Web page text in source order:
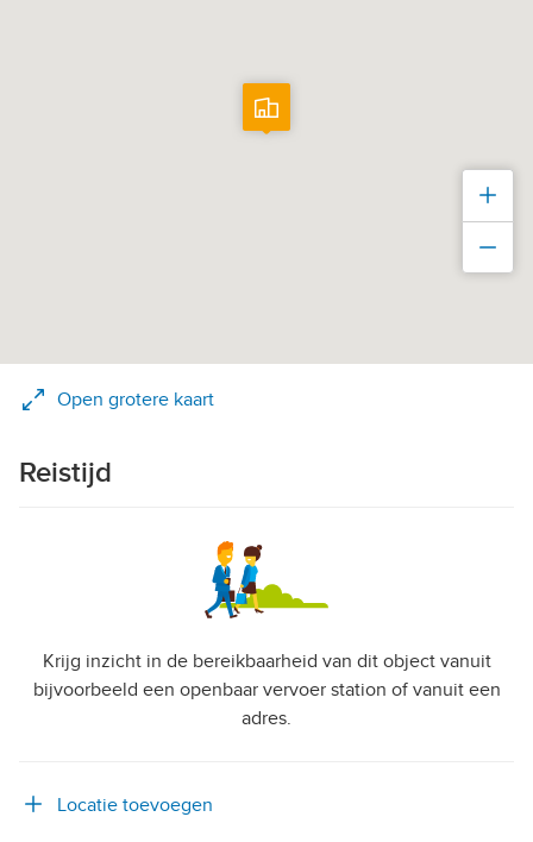
Open grotere kaart
Reistijd
Krijg inzicht in de bereikbaarheid van dit object vanuit
bijvoorbeeld een openbaar vervoer station of vanuit een
adres.
Locatie toevoegen